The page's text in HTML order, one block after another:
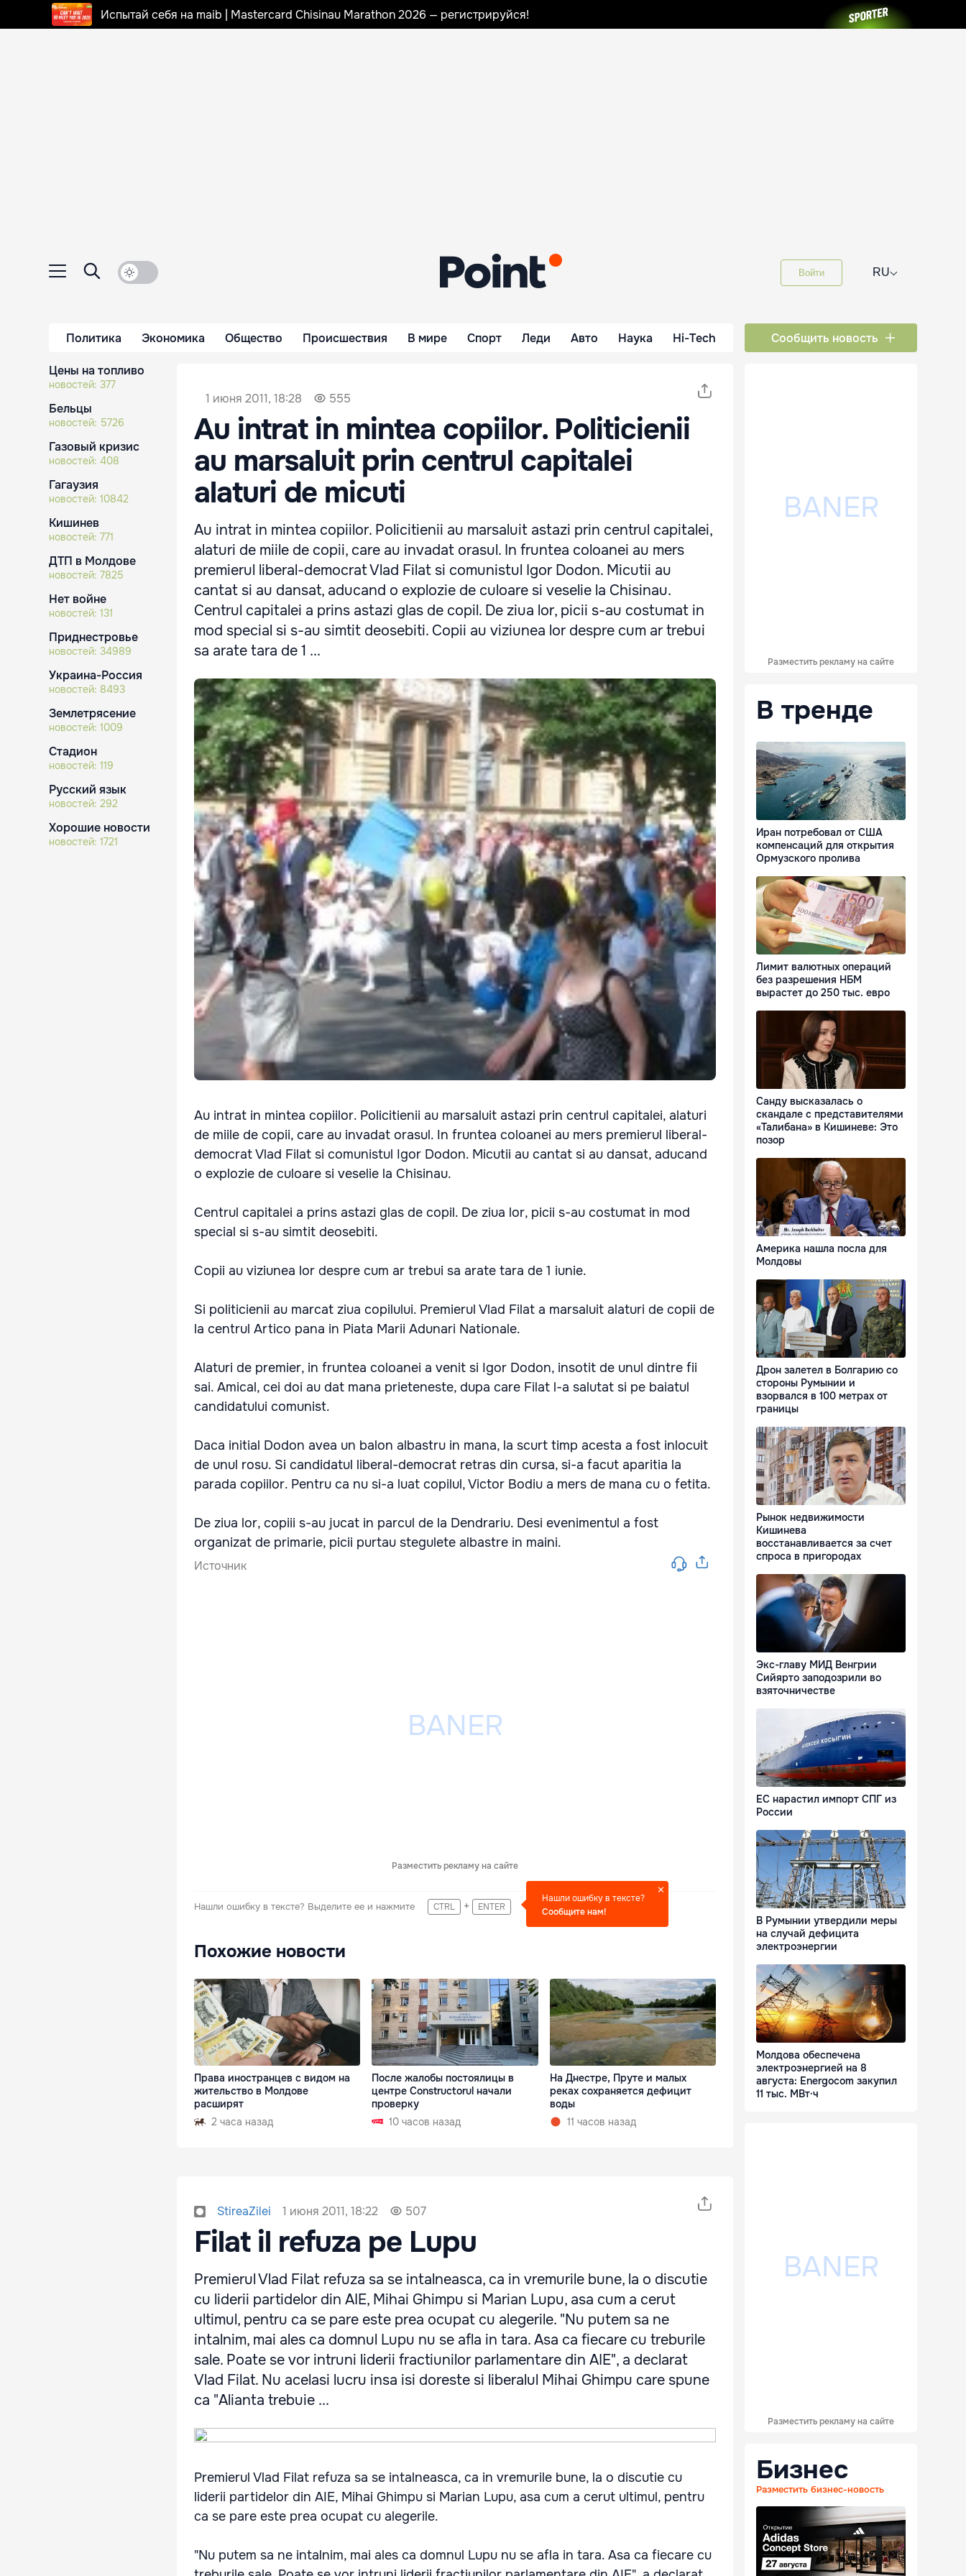
Испытай себя на maib | Mastercard Chisinau Marathon 2026 — регистрируйся!
Войти RU⌵
Политика Экономика Общество Происшествия В мире Спорт Леди Авто Наука Hi-Tech Сообщить новость
Цены на топливо
новостей: 377
Бельцы
новостей: 5726
Газовый кризис
новостей: 408
Гагаузия
новостей: 10842
Кишинев
новостей: 771
ДТП в Молдове
новостей: 7825
Нет войне
новостей: 131
Приднестровье
новостей: 34989
Украина-Россия
новостей: 8493
Землетрясение
новостей: 1009
Стадион
новостей: 119
Русский язык
новостей: 292
Хорошие новости
новостей: 1721
1 июня 2011, 18:28 555
Au intrat in mintea copiilor. Politicienii
au marsaluit prin centrul capitalei
alaturi de micuti
Au intrat in mintea copiilor. Policitienii au marsaluit astazi prin centrul capitalei,
alaturi de miile de copii, care au invadat orasul. In fruntea coloanei au mers
premierul liberal-democrat Vlad Filat si comunistul Igor Dodon. Micutii au
cantat si au dansat, aducand o explozie de culoare si veselie la Chisinau.
Centrul capitalei a prins astazi glas de copil. De ziua lor, picii s-au costumat in
mod special si s-au simtit deosebiti. Copii au viziunea lor despre cum ar trebui
sa arate tara de 1 ...
Au intrat in mintea copiilor. Policitienii au marsaluit astazi prin centrul capitalei, alaturi
de miile de copii, care au invadat orasul. In fruntea coloanei au mers premierul liberal-
democrat Vlad Filat si comunistul Igor Dodon. Micutii au cantat si au dansat, aducand
o explozie de culoare si veselie la Chisinau.
Centrul capitalei a prins astazi glas de copil. De ziua lor, picii s-au costumat in mod
special si s-au simtit deosebiti.
Copii au viziunea lor despre cum ar trebui sa arate tara de 1 iunie.
Si politicienii au marcat ziua copilului. Premierul Vlad Filat a marsaluit alaturi de copii de
la centrul Artico pana in Piata Marii Adunari Nationale.
Alaturi de premier, in fruntea coloanei a venit si Igor Dodon, insotit de unul dintre fii
sai. Amical, cei doi au dat mana prieteneste, dupa care Filat l-a salutat si pe baiatul
candidatului comunist.
Daca initial Dodon avea un balon albastru in mana, la scurt timp acesta a fost inlocuit
de unul rosu. Si candidatul liberal-democrat retras din cursa, si-a facut aparitia la
parada copiilor. Pentru ca nu si-a luat copilul, Victor Bodiu a mers de mana cu o fetita.
De ziua lor, copiii s-au jucat in parcul de la Dendrariu. Desi evenimentul a fost
organizat de primarie, picii purtau stegulete albastre in maini.
Источник
Разместить рекламу на сайте
Нашли ошибку в тексте? Выделите ее и нажмите CTRL + ENTER
Нашли ошибку в тексте?
Сообщите нам!
Похожие новости
Права иностранцев с видом на
жительство в Молдове
расширят
2 часа назад
После жалобы постоялицы в
центре Constructorul начали
проверку
10 часов назад
На Днестре, Пруте и малых
реках сохраняется дефицит
воды
11 часов назад
StireaZilei 1 июня 2011, 18:22 507
Filat il refuza pe Lupu
Premierul Vlad Filat refuza sa se intalneasca, ca in vremurile bune, la o discutie
cu liderii partidelor din AIE, Mihai Ghimpu si Marian Lupu, asa cum a cerut
ultimul, pentru ca se pare este prea ocupat cu alegerile. "Nu putem sa ne
intalnim, mai ales ca domnul Lupu nu se afla in tara. Asa ca fiecare cu treburile
sale. Poate se vor intruni liderii fractiunilor parlamentare din AIE", a declarat
Vlad Filat. Nu acelasi lucru insa isi doreste si liberalul Mihai Ghimpu care spune
ca "Alianta trebuie ...
Premierul Vlad Filat refuza sa se intalneasca, ca in vremurile bune, la o discutie cu
liderii partidelor din AIE, Mihai Ghimpu si Marian Lupu, asa cum a cerut ultimul, pentru
ca se pare este prea ocupat cu alegerile.
"Nu putem sa ne intalnim, mai ales ca domnul Lupu nu se afla in tara. Asa ca fiecare cu
Разместить рекламу на сайте
В тренде
Иран потребовал от США
компенсаций для открытия
Ормузского пролива
Лимит валютных операций
без разрешения НБМ
вырастет до 250 тыс. евро
Санду высказалась о
скандале с представителями
«Талибана» в Кишиневе: Это
позор
Америка нашла посла для
Молдовы
Дрон залетел в Болгарию со
стороны Румынии и
взорвался в 100 метрах от
границы
Рынок недвижимости
Кишинева
восстанавливается за счет
спроса в пригородах
Экс-главу МИД Венгрии
Сийярто заподозрили во
взяточничестве
ЕС нарастил импорт СПГ из
России
В Румынии утвердили меры
на случай дефицита
электроэнергии
Молдова обеспечена
электроэнергией на 8
августа: Energocom закупил
11 тыс. МВт·ч
Разместить рекламу на сайте
Бизнес
Разместить бизнес-новость